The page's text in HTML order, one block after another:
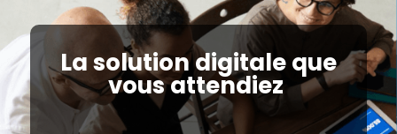
La solution digitaleque
vous attendiez